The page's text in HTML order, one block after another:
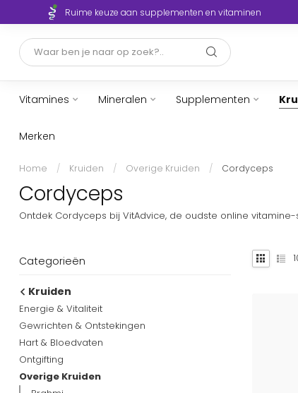
Ruime keuze aan supplementen en vitaminen
Vitamines Mineralen Supplementen
Merken
Home / Kruiden / Overige Kruiden / Cordyceps
Cordyceps
Ontdek Cordyceps bij VitAdvice, de oudste online
Categorieën
Kruiden
Energie & Vitaliteit
Gewrichten & Ontstekingen
Hart & Bloedvaten
Ontgifting
Overige Kruiden